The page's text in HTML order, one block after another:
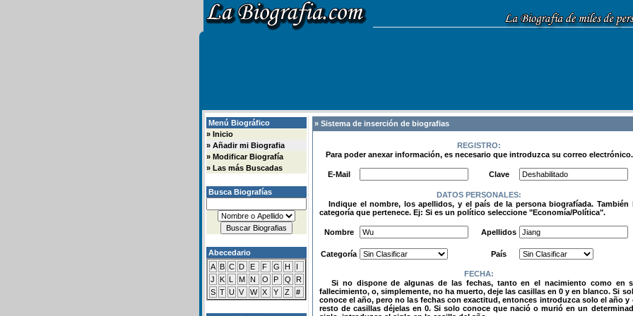
Menú Biográfico
» Inicio
» Añadir mi Biografia
» Modificar Biografía
» Las más Buscadas
Busca Biografías
Abecedario
A B C D E F G H
I
J
K L M N O P Q
R
S T U V W X Y Z #
» Sistema de inserción de biografias
REGISTRO:
Para poder anexar información, es necesario que introduzca su correo electrónico.
E-Mail
Clave
DATOS PERSONALES:
Indique el nombre, los apellidos, y el país de la persona biografíada. También
categoría que pertenece. Ej: Si es un político seleccione "Economía/Política".
Nombre
Apellidos
Categoría País
FECHA:
Si no dispone de algunas de las fechas, tanto en el nacimiento como en
fallecimiento, o, simplemente, no ha muerto, deje las casillas en 0 y en blanco. Si
conoce el año, pero no las fechas con exactitud, entonces introduzca solo el año y
resto de casillas déjelas en 0. Si solo conoce que nació o murió en un